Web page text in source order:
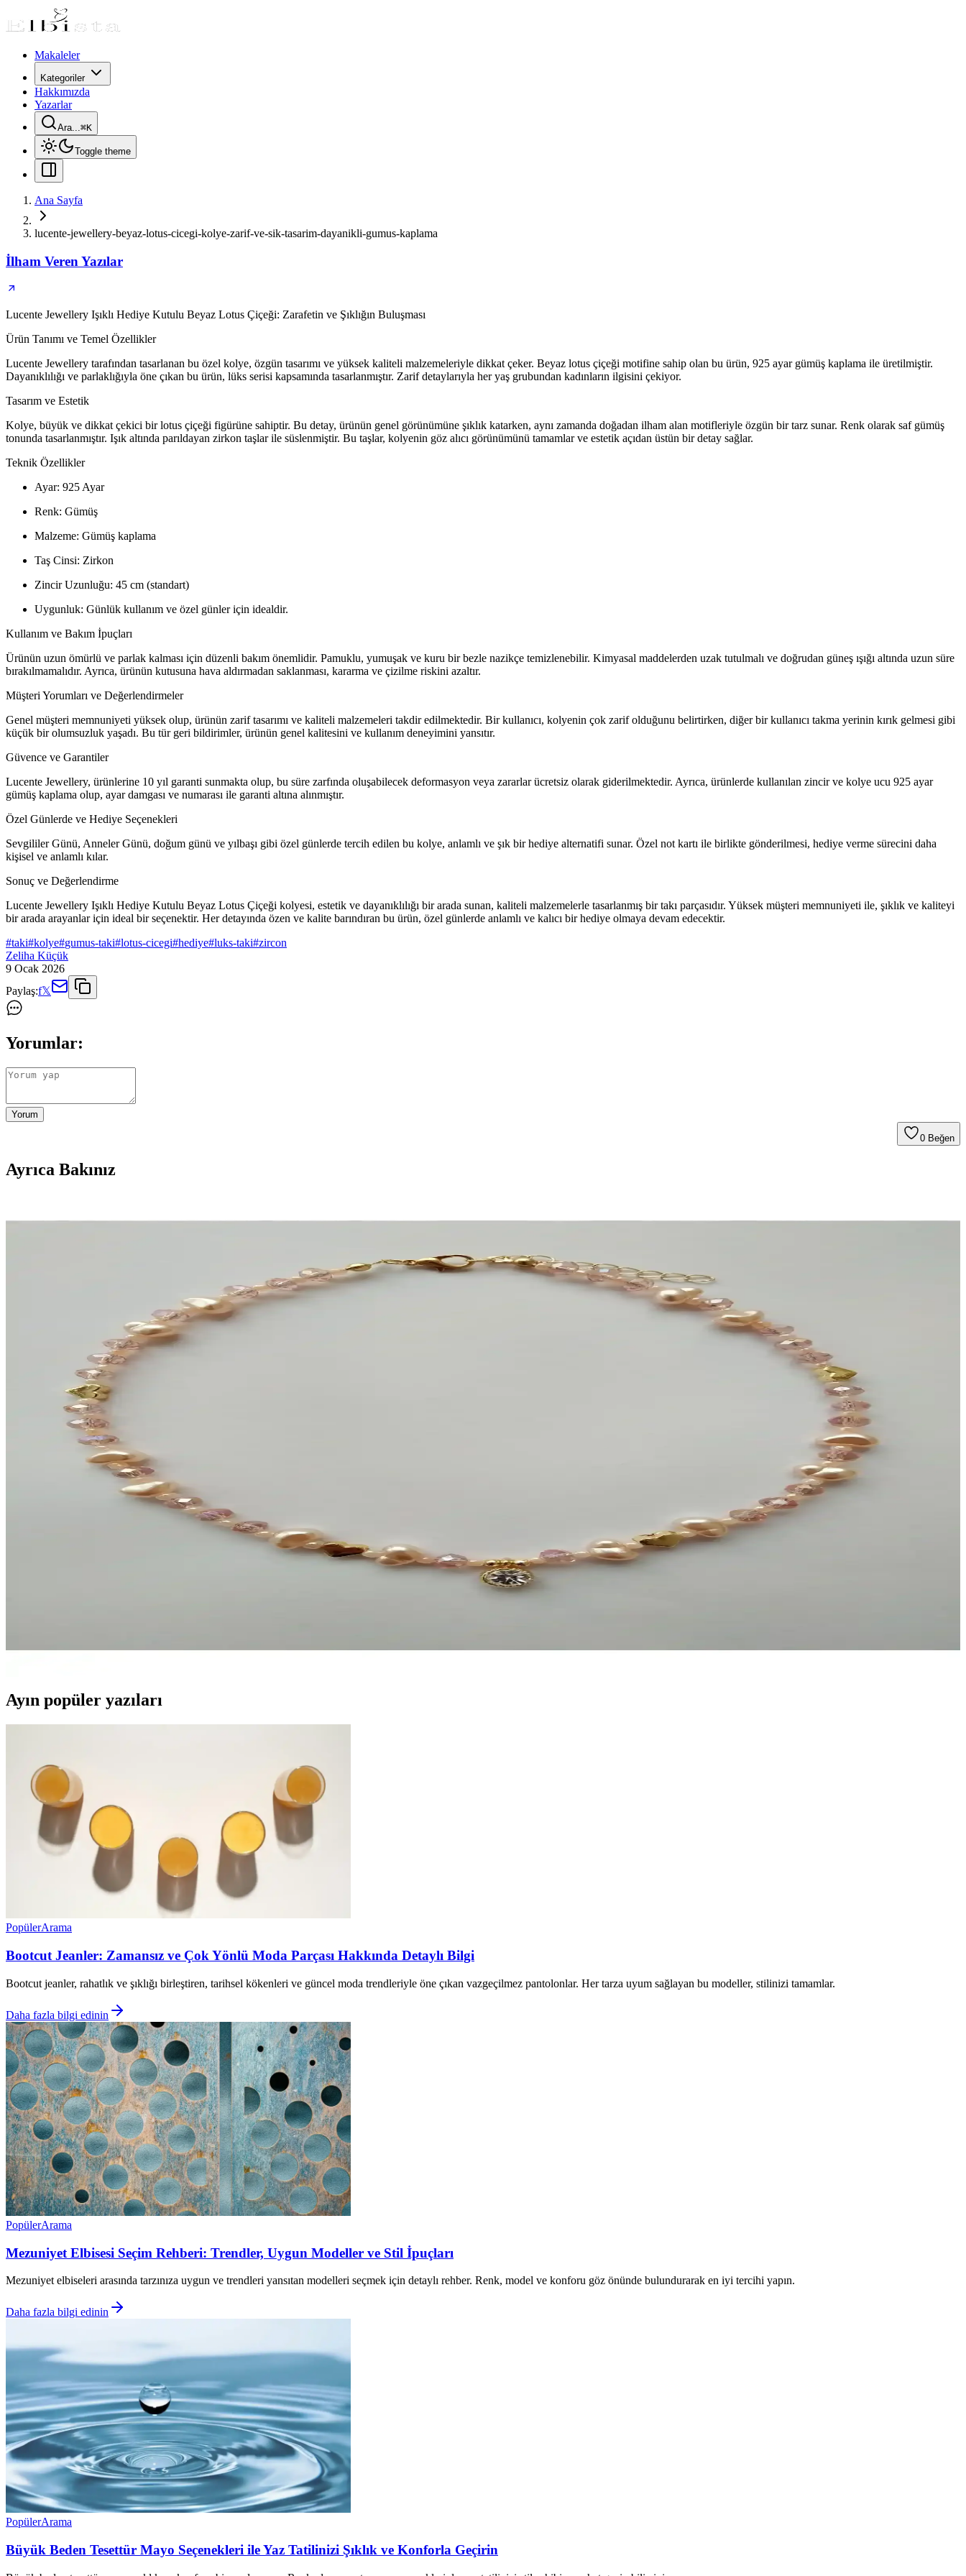
Makaleler
Kategoriler
Hakkımızda
Yazarlar
Ara...⌘K
Toggle theme
Ana Sayfa
lucente-jewellery-beyaz-lotus-cicegi-kolye-zarif-ve-sik-tasarim-dayanikli-gumus-kaplama
İlham Veren Yazılar
Lucente Jewellery Işıklı Hediye Kutulu Beyaz Lotus Çiçeği: Zarafetin ve Şıklığın Buluşması
Ürün Tanımı ve Temel Özellikler
Lucente Jewellery tarafından tasarlanan bu özel kolye, özgün tasarımı ve yüksek kaliteli malzemeleriyle dikkat çeker. Beyaz lotus çiçeği motifine sahip olan bu ürün, 925 ayar gümüş kaplama ile üretilmiştir.
Dayanıklılığı ve parlaklığıyla öne çıkan bu ürün, lüks serisi kapsamında tasarlanmıştır. Zarif detaylarıyla her yaş grubundan kadınların ilgisini çekiyor.
Tasarım ve Estetik
Kolye, büyük ve dikkat çekici bir lotus çiçeği figürüne sahiptir. Bu detay, ürünün genel görünümüne şıklık katarken, aynı zamanda doğadan ilham alan motifleriyle özgün bir tarz sunar. Renk olarak saf gümüş
tonunda tasarlanmıştır. Işık altında parıldayan zirkon taşlar ile süslenmiştir. Bu taşlar, kolyenin göz alıcı görünümünü tamamlar ve estetik açıdan üstün bir detay sağlar.
Teknik Özellikler
Ayar: 925 Ayar
Renk: Gümüş
Malzeme: Gümüş kaplama
Taş Cinsi: Zirkon
Zincir Uzunluğu: 45 cm (standart)
Uygunluk: Günlük kullanım ve özel günler için idealdir.
Kullanım ve Bakım İpuçları
Ürünün uzun ömürlü ve parlak kalması için düzenli bakım önemlidir. Pamuklu, yumuşak ve kuru bir bezle nazikçe temizlenebilir. Kimyasal maddelerden uzak tutulmalı ve doğrudan güneş ışığı altında uzun süre
bırakılmamalıdır. Ayrıca, ürünün kutusuna hava aldırmadan saklanması, kararma ve çizilme riskini azaltır.
Müşteri Yorumları ve Değerlendirmeler
Genel müşteri memnuniyeti yüksek olup, ürünün zarif tasarımı ve kaliteli malzemeleri takdir edilmektedir. Bir kullanıcı, kolyenin çok zarif olduğunu belirtirken, diğer bir kullanıcı takma yerinin kırık gelmesi gibi
küçük bir olumsuzluk yaşadı. Bu tür geri bildirimler, ürünün genel kalitesini ve kullanım deneyimini yansıtır.
Güvence ve Garantiler
Lucente Jewellery, ürünlerine 10 yıl garanti sunmakta olup, bu süre zarfında oluşabilecek deformasyon veya zararlar ücretsiz olarak giderilmektedir. Ayrıca, ürünlerde kullanılan zincir ve kolye ucu 925 ayar
gümüş kaplama olup, ayar damgası ve numarası ile garanti altına alınmıştır.
Özel Günlerde ve Hediye Seçenekleri
Sevgililer Günü, Anneler Günü, doğum günü ve yılbaşı gibi özel günlerde tercih edilen bu kolye, anlamlı ve şık bir hediye alternatifi sunar. Özel not kartı ile birlikte gönderilmesi, hediye verme sürecini daha
kişisel ve anlamlı kılar.
Sonuç ve Değerlendirme
Lucente Jewellery Işıklı Hediye Kutulu Beyaz Lotus Çiçeği kolyesi, estetik ve dayanıklılığı bir arada sunan, kaliteli malzemelerle tasarlanmış bir takı parçasıdır. Yüksek müşteri memnuniyeti ile, şıklık ve kaliteyi
bir arada arayanlar için ideal bir seçenektir. Her detayında özen ve kalite barındıran bu ürün, özel günlerde anlamlı ve kalıcı bir hediye olmaya devam edecektir.
#taki#kolye#gumus-taki#lotus-cicegi#hediye#luks-taki#zircon
Zeliha Küçük
9 Ocak 2026
Paylaş:f𝕏
Yorumlar:
Yorum
0 Beğen
Ayrıca Bakınız
Günlük Stil Soruları ve Moda Tavsiyeleri: Pratik Yaklaşımlar ve Uygulanabilir Öneriler
Reddit'teki günlük stil soruları ve moda tavsiyeleri, takı seçiminden kışlık kombinlere kadar geniş bir yelpazede pratik ve uygulanabilir öneriler sunuyor. Kişisel stil oluşturma sürecine rehberlik ediyor.
Çocuklar İçin Kolye Seçimi: Güvenlik ve Tarzı Bir Arada Sunan Modeller
Çocuklar için güvenli, şık ve trend kolye modelleri, çeşitli tasarımlar ve malzeme seçenekleriyle ebeveynlerin ve çocukların beğenisine sunuluyor.
SARIASLAN Işıklı Kutuda Şarmaşık Çiçek Kadın Güçlü Gümüş Kolye Özellikleri ve Kullanım İpuçları
Bu şık gümüş kolye, zarif tasarımı ve zirkon taş detaylarıyla öne çıkar. Uzun ömürlü kullanım için bakım önerileri ve kullanıcı yorumlarıyla, özel günlerinizde ve günlük şıklığınızda tercih edebilirsiniz.
KİLİGİSTANBUL Arlo Yeşil Taşlı Vintage Yüzükler Seti Estetik ve Dayanıklı Tasarım
KİLİGİSTANBUL'un Arlo yeşil taşlı vintage yüzükleri, dayanıklı lak kaplama ve özgün tasarımıyla öne çıkar. Renk ve tarz seçenekleriyle uzun ömürlü şıklık sunar.
Lucente Jewellery Gümüş Takı Seti: Zarif ve Dayanıklı Hediye Seçeneği
Lucente Jewellery'nin gümüş kaplama takı seti, zarif tasarımı ve dayanıklılığıyla öne çıkar. Hediye kutusunda, kolye ve küpe ile şıklığa yeni bir boyut katın.
Melay Accessory Kadın Siyah Yonca Model Çelik Bileklik İnceleme ve Özellikleri
Siyah renk ve yonca motifiyle dikkat çeken Melay Accessory kadın bilekliği, paslanmaz çelikten üretilmiş olup, dayanıklı ve anti alerjik özellikleriyle öne çıkar. Esnek tasarımıyla her bileğe uyum sağlar ve bakım
Ayın popüler yazıları
PopülerArama
Bootcut Jeanler: Zamansız ve Çok Yönlü Moda Parçası Hakkında Detaylı Bilgi
Bootcut jeanler, rahatlık ve şıklığı birleştiren, tarihsel kökenleri ve güncel moda trendleriyle öne çıkan vazgeçilmez pantolonlar. Her tarza uyum sağlayan bu modeller, stilinizi tamamlar.
Daha fazla bilgi edinin
PopülerArama
Mezuniyet Elbisesi Seçim Rehberi: Trendler, Uygun Modeller ve Stil İpuçları
Mezuniyet elbiseleri arasında tarzınıza uygun ve trendleri yansıtan modelleri seçmek için detaylı rehber. Renk, model ve konforu göz önünde bulundurarak en iyi tercihi yapın.
Daha fazla bilgi edinin
PopülerArama
Büyük Beden Tesettür Mayo Seçenekleri ile Yaz Tatilinizi Şıklık ve Konforla Geçirin